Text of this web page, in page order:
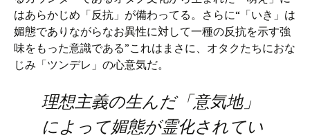
はあらかじめ「反抗」が備わってる。さらに“「いき」は
媚態でありながらなお異性に対して一種の反抗を示す強
味をもった意識である”これはまさに、オタクたちにおな
じみ「ツンデレ」の心意気だ。
理想主義の生んだ「意気地」
によって媚態が霊化されてい